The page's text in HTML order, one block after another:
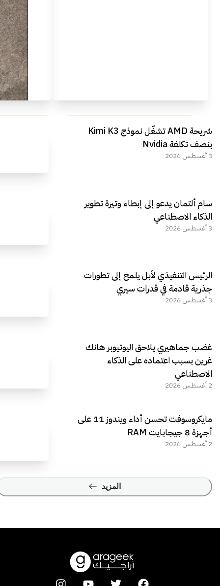
مراجعة شاملة لعملاق الألعاب
الجديد REDMAGIC 11 AIR
شريحة AMD تشغّل نموذج Kimi K3
بنصف تكلفة Nvidia
3 أغسطس 2026
سام ألتمان يدعو إلى إبطاء وتيرة تطوير
الذكاء الاصطناعي
3 أغسطس 2026
الرئيس التنفيذي لأبل يلمح إلى تطورات
جذرية قادمة في قدرات سيري
3 أغسطس 2026
غضب جماهيري يلاحق اليوتيوبر هانك
غرين بسبب اعتماده على الذكاء
الاصطناعي
2 أغسطس 2026
مايكروسوفت تحسن أداء ويندوز 11 على
أجهزة 8 جيجابايت RAM
2 أغسطس 2026
المزيد